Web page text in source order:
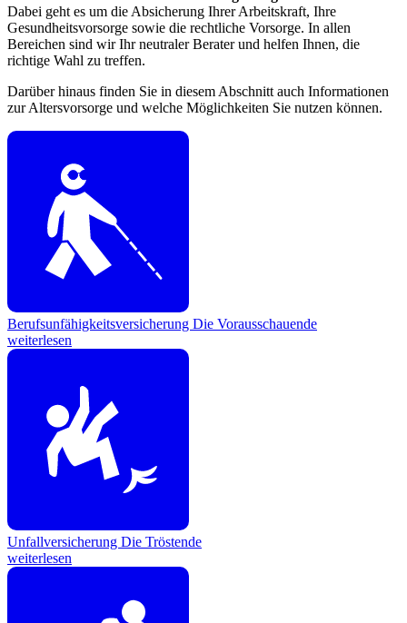
Dabei geht es um die Absicherung Ihrer Arbeitskraft, Ihre
Gesundheitsvorsorge sowie die rechtliche Vorsorge. In allen
Bereichen sind wir Ihr neutraler Berater und helfen Ihnen, die
richtige Wahl zu treffen.
Darüber hinaus finden Sie in diesem Abschnitt auch Informationen
zur Altersvorsorge und welche Möglichkeiten Sie nutzen können.
Berufsunfähigkeitsversicherung Die Vorausschauende
weiterlesen
Unfallversicherung Die Tröstende
weiterlesen